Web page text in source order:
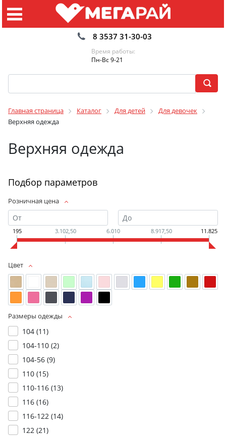
8 3537 31-30-03
Время работы:
Пн-Вс 9-21
Главная страница Каталог Для детей
Для девочек
Верхняя одежда
Верхняя одежда
Подбор параметров
Розничная цена
195 3.102,50 6.010 8.917,50 11.825
Цвет
Размеры одежды
104 (11)
104-110 (2)
104-56 (9)
110 (15)
110-116 (13)
116 (16)
116-122 (14)
122 (21)